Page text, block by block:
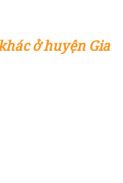
ở huyện Gia